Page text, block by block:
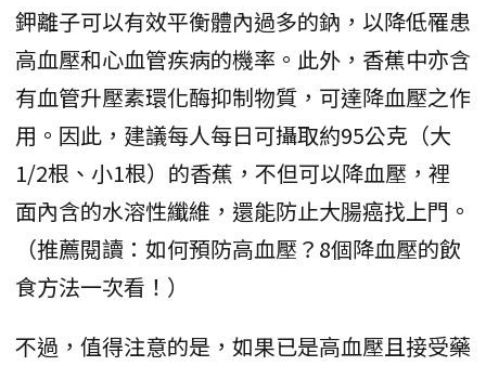
鉀離子可以有效平衡體內過多的鈉，以降低罹患
高血壓和心血管疾病的機率。此外，香蕉中亦含
有血管升壓素環化酶抑制物質，可達降血壓之作
用。因此，建議每人每日可攝取約95公克（大
1/2根、小1根）的香蕉，不但可以降血壓，裡
面內含的水溶性纖維，還能防止大腸癌找上門。
（推薦閱讀：如何預防高血壓？8個降血壓的飲
食方法一次看！）
不過，值得注意的是，如果已是高血壓且接受藥